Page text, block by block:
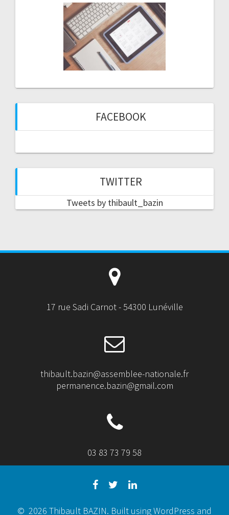
FACEBOOK
TWITTER
Tweets by thibault_bazin
17 rue Sadi Carnot - 54300 Lunéville
thibault.bazin@assemblee-nationale.fr
permanence.bazin@gmail.com
03 83 73 79 58
© 2026 Thibault BAZIN. Built using WordPress and